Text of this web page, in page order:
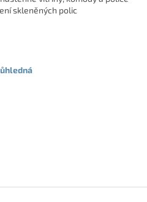
skleněných polic